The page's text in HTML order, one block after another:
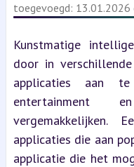
toegevoegd: 13.01.2026
Kunstmatige
door in
applicaties aan
entertainment
vergemakkelijken.
applicaties die aan
applicatie die het